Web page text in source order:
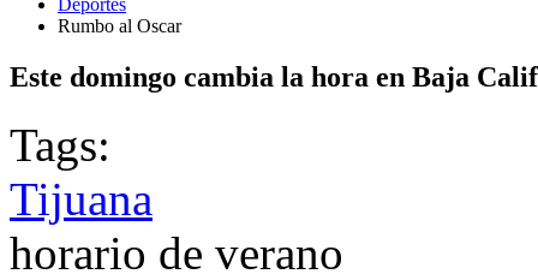
Rumbo al Oscar
Este domingo cambia la hora en Baja
Tags:
Tijuana
horario de verano